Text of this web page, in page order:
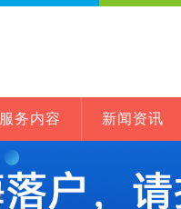
服务内容 新闻资讯